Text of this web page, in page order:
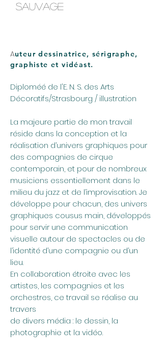
SAUVAGE
Auteur dessinatrice, sérigraphe,
graphiste et vidéast.
Diploméé de l'E. N. S. des Arts
Décoratifs/Strasbourg / illustration
La majeure partie de mon travail
réside dans la conception et la
réalisation d’univers graphiques pour
des compagnies de cirque
contemporain, et pour de nombreux
musiciens essentiellement dans le
milieu du jazz et de l’improvisation. Je
développe pour chacun, des univers
graphiques cousus main, développés
pour servir une communication
visuelle autour de spectacles ou de
l’identité d’une compagnie ou d’un
lieu.
En collaboration étroite avec les
artistes, les compagnies et les
orchestres, ce travail se réalise au
travers
de divers média : le dessin, la
photographie et la vidéo.